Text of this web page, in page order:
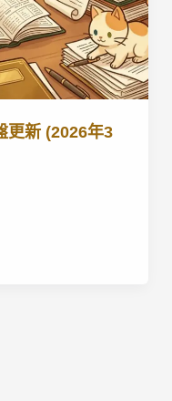
更新 (2026年3